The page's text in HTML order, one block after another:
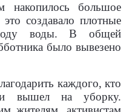
большое
создавало плотные
воды. В общей
было вывезено
каждого, кто
и вышел на уборку.